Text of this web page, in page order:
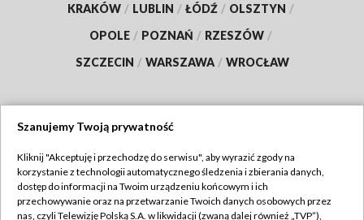
KRAKÓW / LUBLIN / ŁÓDŹ / OLSZTYN /
OPOLE / POZNAŃ / RZESZÓW /
SZCZECIN / WARSZAWA / WROCŁAW
TVP
Abonament TVP
Regulamin TVP
Szanujemy Twoją prywatność
Kliknij "Akceptuję i przechodzę do serwisu", aby wyrazić zgody na
korzystanie z technologii automatycznego śledzenia i zbierania danych,
dostęp do informacji na Twoim urządzeniu końcowym i ich
przechowywanie oraz na przetwarzanie Twoich danych osobowych przez
nas, czyli Telewizję Polską S.A. w likwidacji (zwaną dalej również „TVP”),